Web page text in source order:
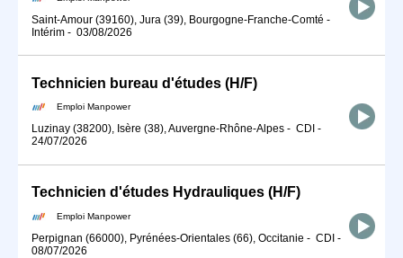
Saint-Amour (39160), Jura (39), Bourgogne-Franche-Comté -
Intérim - 03/08/2026
Technicien bureau d'études (H/F)
Emploi Manpower
Luzinay (38200), Isère (38), Auvergne-Rhône-Alpes - CDI -
24/07/2026
Technicien d'études Hydrauliques (H/F)
Emploi Manpower
Perpignan (66000), Pyrénées-Orientales (66), Occitanie - CDI -
08/07/2026